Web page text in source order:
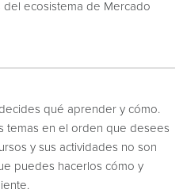
del ecosistema de Mercado
qué aprender y cómo.
temas en el orden que desees
y sus actividades no son
puedes hacerlos cómo y